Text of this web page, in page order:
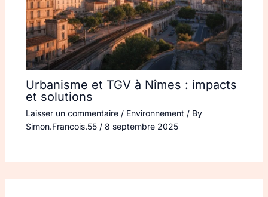
Urbanisme et TGV à Nîmes : impacts
et solutions
Laisser un commentaire / Environnement / By
Simon.Francois.55 / 8 septembre 2025